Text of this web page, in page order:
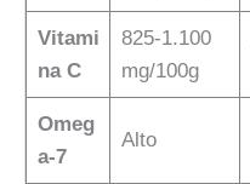
Vitami
na C
825-1.100
mg/100g
Omeg
a-7
Alto